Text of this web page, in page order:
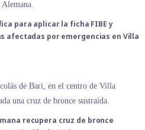
para aplicar la ficha FIBE y
afectadas por emergencias en Villa
recupera cruz de bronce